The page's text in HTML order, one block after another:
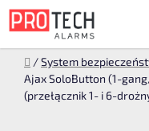
Przejść
do
Home
/System
Ajax SoloButton (1-
(przełącznik 1- i 6-